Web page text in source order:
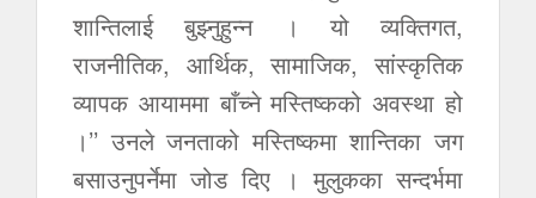
शान्तिलाई बुझ्नुहुन्न । यो व्यक्तिगत,
राजनीतिक, आर्थिक, सामाजिक, सांस्कृतिक
व्यापक आयाममा बाँच्ने मस्तिष्कको अवस्था हो
।’’ उनले जनताको मस्तिष्कमा शान्तिका जग
बसाउनुपर्नेमा जोड दिए । मुलुकका सन्दर्भमा